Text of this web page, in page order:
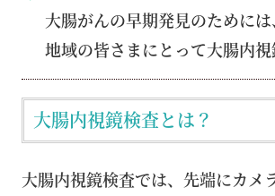
大腸がんの早期発見のために
地域の皆さまにとって大腸内
大腸内視鏡検査とは？
大腸内視鏡検査では、先端にカメ